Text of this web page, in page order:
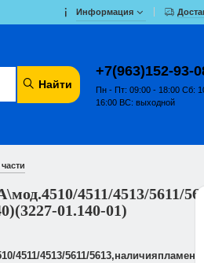
Информация
Найти
+7(963)152-93-
Пн - Пт: 09:00 - 18:00 Сб:
16:00 ВС: выходной
4511/4513/5611/
01.140-01)
4511/4513/5611/